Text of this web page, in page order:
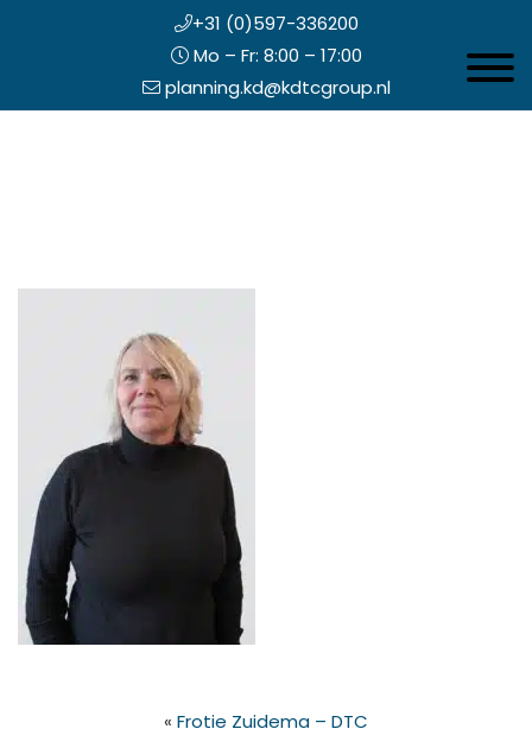
+31 (0)597-336200
Mo – Fr: 8:00 – 17:00
planning.kd@kdtcgroup.nl
« Frotie Zuidema – DTC